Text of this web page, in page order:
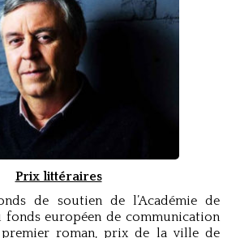
Prix littéraires
de soutien de l’Académie de
fonds européen de communication
roman, prix de la ville de